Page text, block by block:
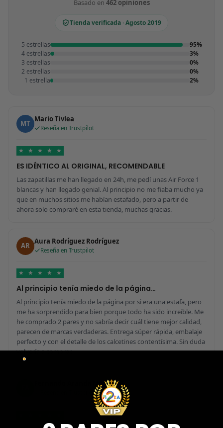
Basado en 462 opiniones
Tienda verificada · Agosto 2019
5 estrellas
95%
4 estrellas
3%
3 estrellas
0%
2 estrellas
0%
1 estrella
2%
MT Mario Tivlea
Reseña en Trustpilot
★ ★ ★ ★ ★
ES IDÉNTICO AL ORIGINAL, RECOMENDABLE
Las zapatillas me han llegado en 24h, me pedí unas Air Force 1
blancas y han llegado genial. Al principio no me fiaba mucho ya
que en muchos sitios me habían estafado, pero a partir de
ahora solo compraré en esta tienda, muchas gracias.
AR Aura Rodríguez Rodríguez
Reseña en Trustpilot
★ ★ ★ ★ ★
Al principio tenía miedo de la página…
Al principio tenía miedo de la página por si era una estafa, pero
me ha sorprendido para bien porque todo ha sido increíble. Me
he comprado 2 pares y no sabría decir cuál tiene mejor calidad,
parecen de marcas verdaderas. Entrega súper rápida, embalaje
perfecto y con el detalle de los calcetines contentísima. Sin duda
volvería a comprar.
Fernando Aranda Morales
Reseña en Trustpilot